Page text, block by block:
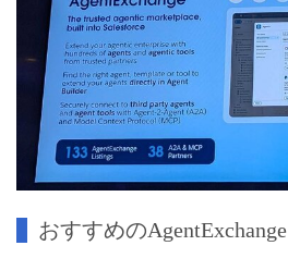
おすすめのAgentExchange